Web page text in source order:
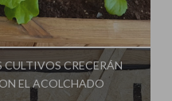
Paso a Paso
CRECERÁN
EL ACOLCHADO